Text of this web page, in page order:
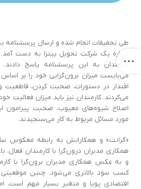
کارمندان به ‌اين پرسشنامه پاسخ
مي‌بایست میزان برون‌گرایی خود را بر اساس
اقتدار در دستورات‌، صحبت کردن‌، قاطعیت
می‌کردند. کارمندان نیز باید میزان فعالیت
اصلاح شیوه‌های معیوب‌، صحبت پیرامون
مورد مسائل مربوط به کار می‌سنجیدند.
«گرانت» و همکارانش به رابطه معکوس
همکاری مدیران درون‌گرا با کارمندان
و به عکس همکاری مدیران برون‌گرا با
کسب سود بالاتری می‌شود‌. چنین
اقتصادی پویا و متغیر بسیار مهم است‌،